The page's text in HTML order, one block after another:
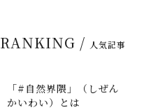
RANKING / 人気記事
「#自然界隈」（しぜん
かいわい）とは